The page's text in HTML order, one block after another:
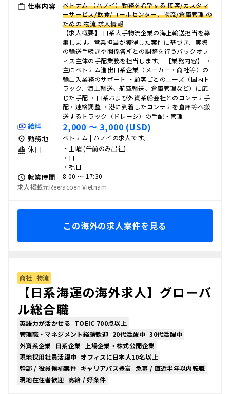
仕事内容
ベトナム （ハノイ）勤務を希望する 接客/カスタマ
ーサービス/飲食/コールセンター、物流/倉庫管理 の
ための 物流 求人情報
【求人概要】 日系大手物流企業の海上輸送担当を募
集します。営業担当が獲得した案件に基づき、実際
の輸送手続きや関係各所との調整を行うバックオフ
ィス主体の手配業務を担当します。 【業務内容】 ・
主にベトナム進出日系企業（メーカー・商社等）の
輸出入業務のサポート ・顧客ごとのニーズ（国内ト
ラック、海上輸送、航空輸送、倉庫管理など）に応
じた手配 ・日系および外資系船会社とのコンテナ手
配・連絡調整 ・港に到着したコンテナを倉庫等へ搬
送するトラック（ドレージ）の手配・管理
給料 2,000 〜 3,000 (USD)
勤務地 ベトナム | ハノイの求人です。
休日
・土曜 (午前のみ出社)
・日
・祝日
就業時間
8:00 〜 17:30
求人掲載元Reeracoen Vietnam
この海外の求人案件を見る
商社 物流
【日系海運の海外求人】グローバ
ル総合職
英語力が活かせる TOEIC 700点以上
管理職・マネジメント経験歓迎 20代活躍中 30代活躍中
外資系企業
日系企業
上場企業・株式公開企業
現地採用社員活躍中 オフィスに日本人10名以上
幹部 / 役員候補案件 キャリアパス豊富 急募 / 直近半年以内転職
現地在住者歓迎 高給 / 好条件